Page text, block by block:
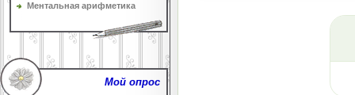
Ментальная арифметика
Мой опрос